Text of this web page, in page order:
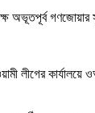
অভূতপূর্ব
লীগের